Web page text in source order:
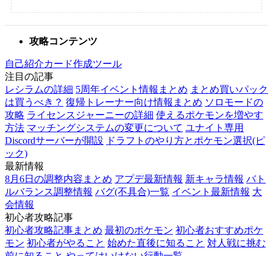
攻略コンテンツ
自己紹介カード作成ツール
注目の記事
レシラムの詳細 5周年イベント情報まとめ まとめ買いパック
は買うべき？ 復帰トレーナー向け情報まとめ ソロモードの
攻略 ライセンスジャーニーの詳細 使えるポケモンを増やす
方法 マッチングシステムの変更について ユナイト専用
Discordサーバーが開設 ドラフトのやり方とポケモン選択(ピ
ック)
最新情報
8月6日の調整内容まとめ アプデ最新情報 新キャラ情報 バト
ルバランス調整情報 バグ(不具合)一覧 イベント最新情報 大
会情報
初心者攻略記事
初心者攻略記事まとめ 最初のポケモン 初心者おすすめポケ
モン 初心者がやること 始めた直後に知ること 対人戦に挑む